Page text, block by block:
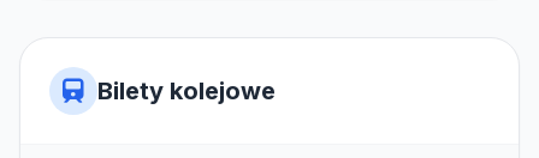
Bilety kolejowe